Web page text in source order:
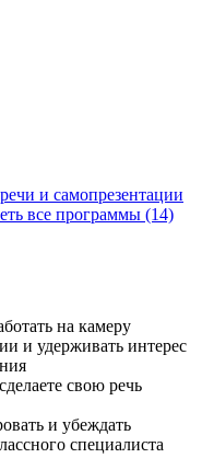
и самопрезентации
все программы (14)
на камеру
и удерживать интерес
свою речь
и убеждать
специалиста